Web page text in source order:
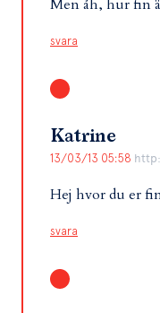
Men åh, hur fin
svara
Katrine
13/03/13 05:58
Hej hvor du er
svara